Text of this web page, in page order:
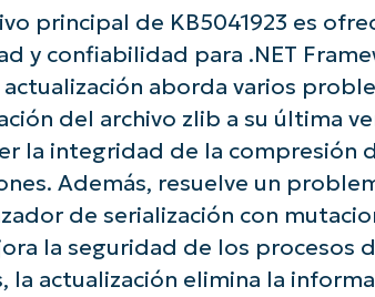
principal de KB5041923 es
y confiabilidad para .NET
actualización aborda varios
del archivo zlib a su última
la integridad de la compresión
Además, resuelve un
de serialización con
la seguridad de los procesos
la actualización elimina la
¡Empiece